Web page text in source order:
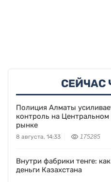
СЕЙЧАС
Полиция Алматы
контроль на
рынке
8 августа, 14:33 175285
Внутри фабрики тенге:
деньги Казахстана